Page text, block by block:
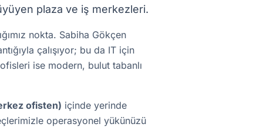
plaza ve iş merkezleri.
nokta. Sabiha Gökçen
çalışıyor; bu da IT için
ise modern, bulut tabanlı
ofisten) içinde yerinde
operasyonel yükünüzü